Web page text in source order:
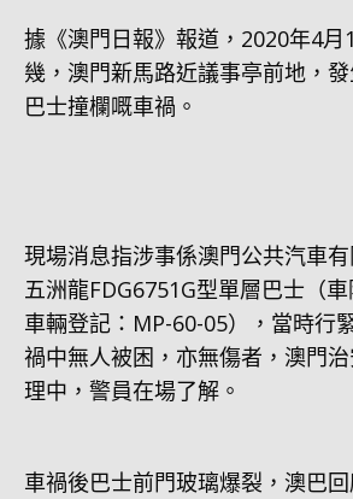
據《澳門日報》報道，2020年4月
幾，澳門新馬路近議事亭前地，
巴士撞欄嘅車禍。
現場消息指涉事係澳門公共汽車
五洲龍FDG6751G型單層巴士（車
車輛登記：MP-60-05），當時行
禍中無人被困，亦無傷者，澳門
理中，警員在場了解。
車禍後巴士前門玻璃爆裂，澳巴